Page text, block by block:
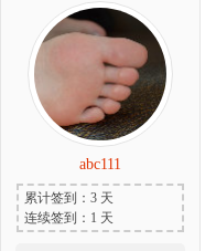
abc111
累计签到：3 天
连续签到：1 天